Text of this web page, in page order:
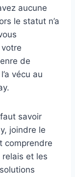
aucune
le statut n’a
de
vécu au
savoir
joindre le
comprendre
et les